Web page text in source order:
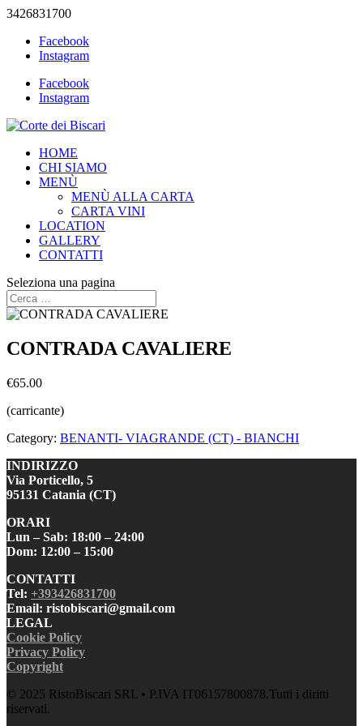
3426831700
Facebook
Instagram
Facebook
Instagram
HOME
CHI SIAMO
MENÙ
MENÙ ALLA CARTA
CARTA VINI
LOCATION
GALLERY
CONTATTI
Seleziona una pagina
CONTRADA CAVALIERE
€65.00
(carricante)
Category: BENANTI- VIAGRANDE (CT) - BIANCHI
INDIRIZZO
Via Porticello, 5
95131 Catania (CT)
ORARI
Lun – Sab: 18:00 – 24:00
Dom: 12:00 – 15:00
CONTATTI
Tel: +393426831700
Email: ristobiscari@gmail.com
LEGAL
Cookie Policy
Privacy Policy
Copyright
© 2025 RistoBiscari SRL • P.IVA IT06157800878.Tutti i diritti
riservati.